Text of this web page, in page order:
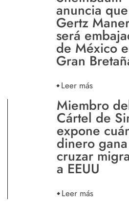
anuncia que
Gertz
será
de México
Gran
Leer más
Miembro
Cártel de
expone
dinero
cruzar
a EEUU
Leer más